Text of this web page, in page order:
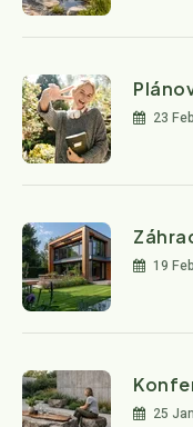
23
19
25